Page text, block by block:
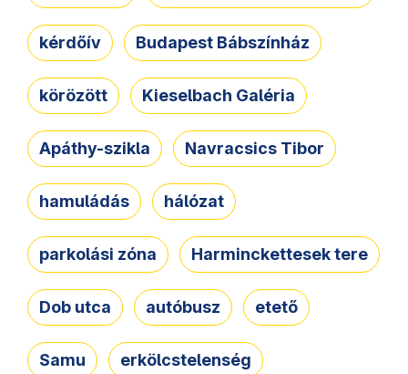
kérdőív Budapest Bábszínház
körözött Kieselbach Galéria
Apáthy-szikla Navracsics Tibor
hamuládás hálózat
parkolási zóna Harminckettesek tere
Dob utca autóbusz etető
Samu erkölcstelenség